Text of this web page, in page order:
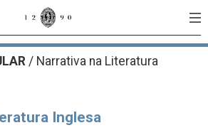
/ Narrativa na Literatura
Inglesa